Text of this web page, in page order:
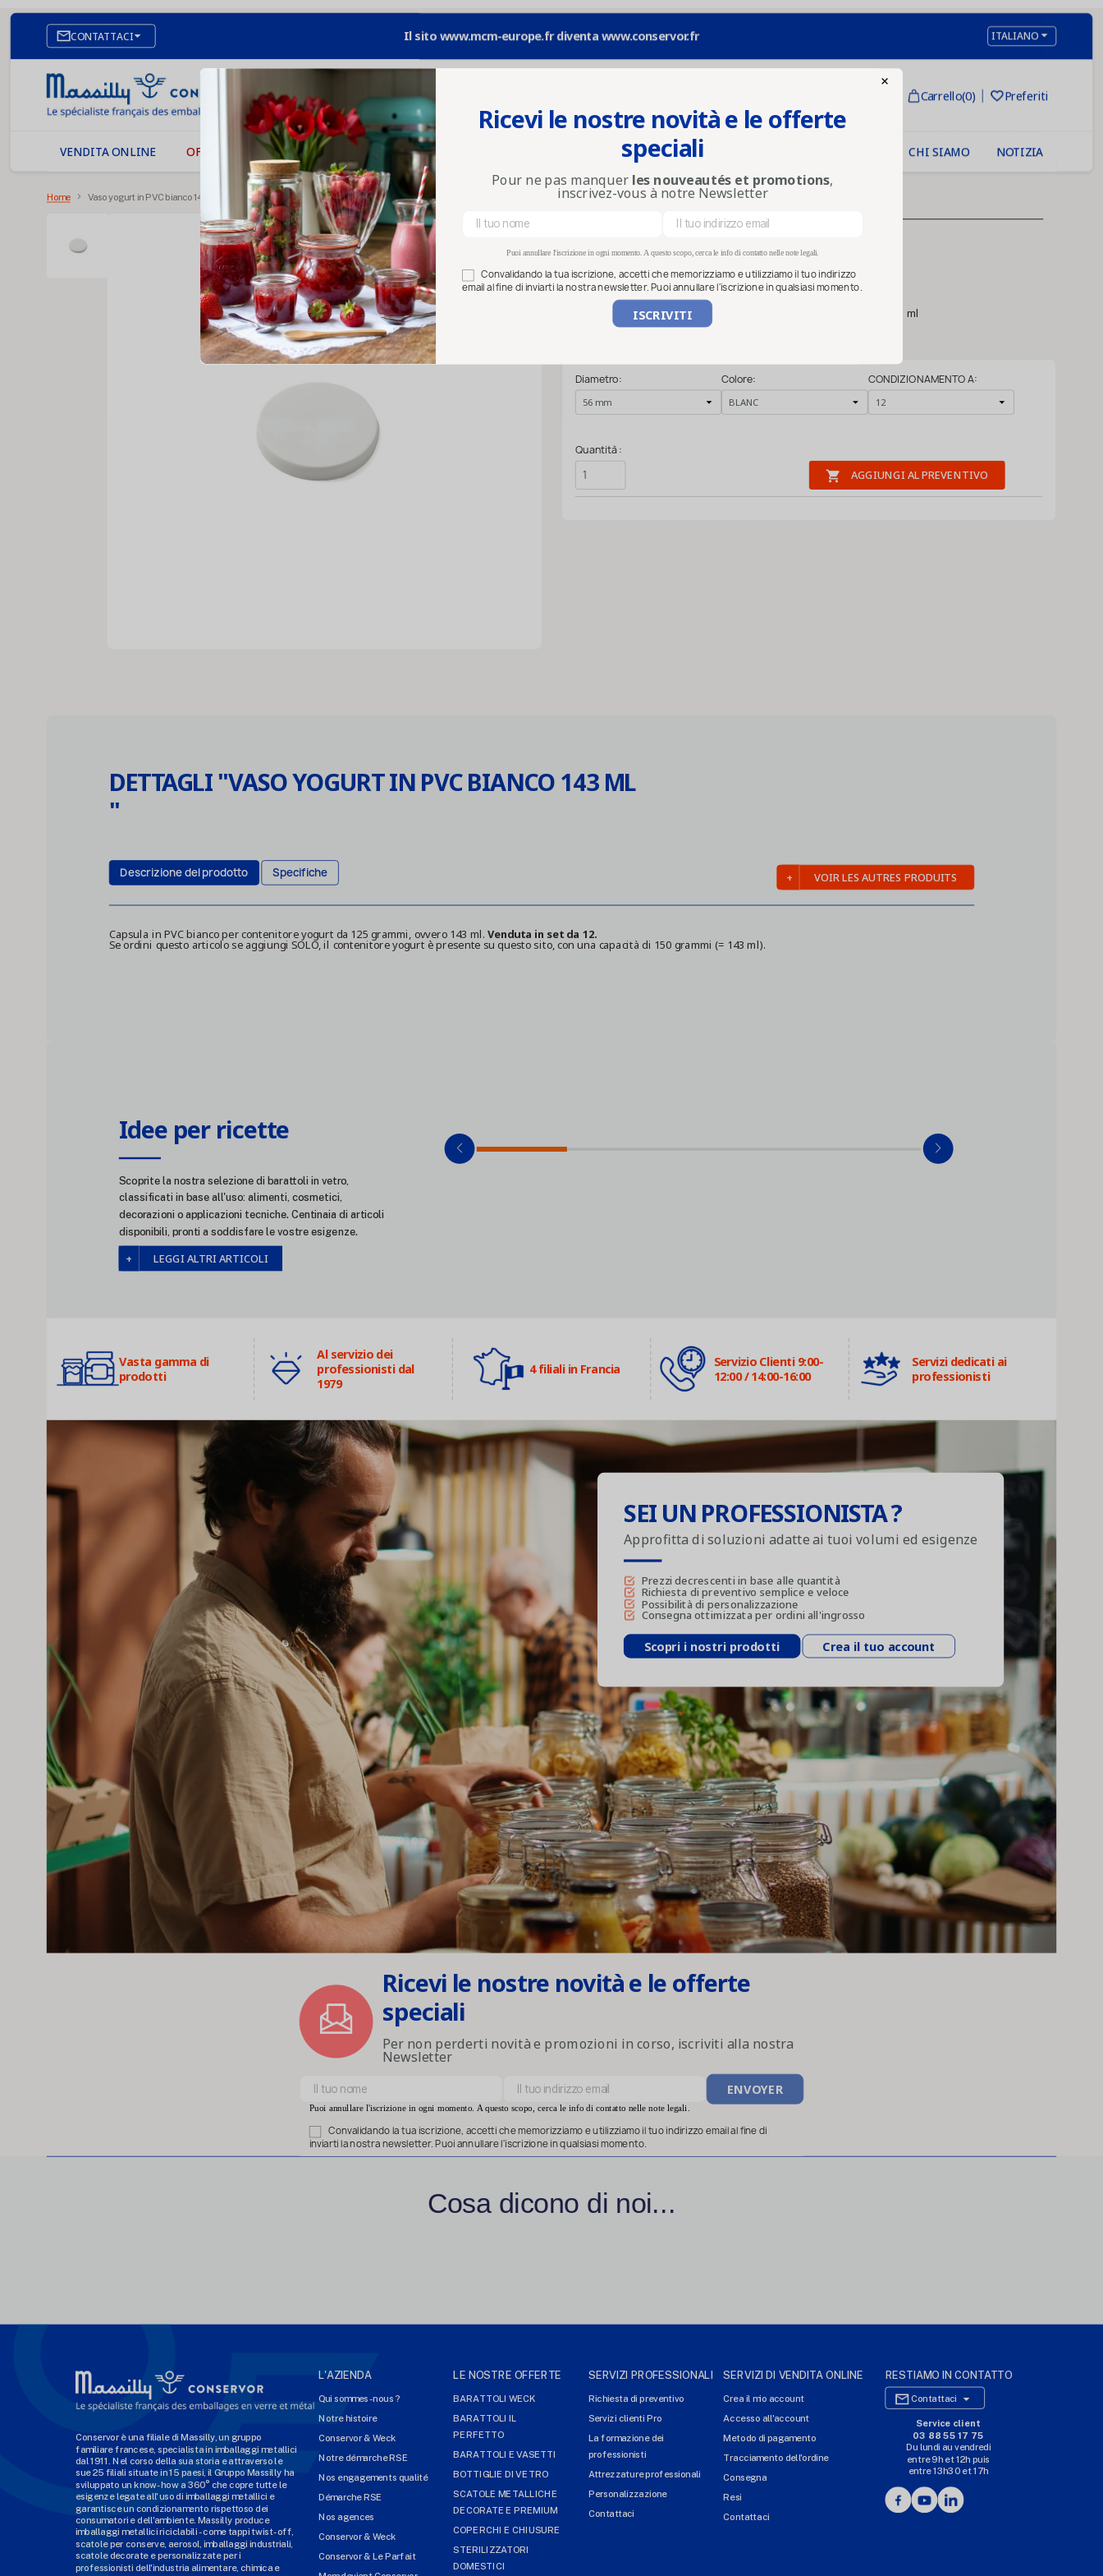
CONTATTACI
SITO WEB DI E-COMMERCE
I NOSTRI UFFICI
MASSILLY CONSERVOR
Il sito www.mcm-europe.fr diventa www.conservor.fr ITALIANO
Carrello(0) Preferiti
VENDITA ONLINE OFFERTE PREVENTIVO ONLINE SERVIZI PROFESSIONALI NOTIZIA
CHI SIAMO
Home Vaso yogurt in PVC bianco 143 ml
Vaso yogurt in PVC bianco 143 ml
YOGURT, CREME
12 Capsule in PVC Bianco per Vasetto Yogurt 125 grammi, oppure 143 ml
Voir les produits complémentaires
Diametro: Colore: CONDIZIONAMENTO A:
Quantità :
 AGGIUNGI AL PREVENTIVO
DETTAGLI "VASO YOGURT IN PVC BIANCO 143 ML
"
Descrizione del prodotto Specifiche VOIR LES AUTRES PRODUITS
Capsula in PVC bianco per contenitore yogurt da 125 grammi, ovvero 143 ml. Venduta in set da 12.
Se ordini questo articolo se aggiungi SOLO, il contenitore yogurt è presente su questo sito, con una capacità di 150 grammi (= 143 ml).
Idee per ricette
Scoprite la nostra selezione di barattoli in vetro,
classificati in base all'uso: alimenti, cosmetici,
decorazioni o applicazioni tecniche. Centinaia di articoli
disponibili, pronti a soddisfare le vostre esigenze.
LEGGI ALTRI ARTICOLI
Vasta gamma di
prodotti
Al servizio dei
professionisti dal
1979
4 filiali in Francia Servizio Clienti 9:00-
12:00 / 14:00-16:00
Servizi dedicati ai
professionisti
SEI UN PROFESSIONISTA ?
Approfitta di soluzioni adatte ai tuoi volumi ed esigenze
Prezzi decrescenti in base alle quantità
Richiesta di preventivo semplice e veloce
Possibilità di personalizzazione
Consegna ottimizzata per ordini all'ingrosso
Scopri i nostri prodotti Crea il tuo account
Ricevi le nostre novità e le offerte
speciali
Per non perderti novità e promozioni in corso, iscriviti alla nostra
Newsletter
Puoi annullare l'iscrizione in ogni momento. A questo scopo, cerca le info di contatto nelle note legali.
Convalidando la tua iscrizione, accetti che memorizziamo e utilizziamo il tuo indirizzo email al fine di
inviarti la nostra newsletter. Puoi annullare l'iscrizione in qualsiasi momento.
×
Ricevi le nostre novità e le offerte
speciali
Pour ne pas manquer les nouveautés et promotions,
inscrivez-vous à notre Newsletter
Puoi annullare l'iscrizione in ogni momento. A questo scopo, cerca le info di contatto nelle note legali.
Convalidando la tua iscrizione, accetti che memorizziamo e utilizziamo il tuo indirizzo
email al fine di inviarti la nostra newsletter. Puoi annullare l'iscrizione in qualsiasi momento.
Cosa dicono di noi...
Conservor è una filiale di Massilly, un gruppo
familiare francese, specialista in imballaggi metallici
dal 1911. Nel corso della sua storia e attraverso le
sue 25 filiali situate in 15 paesi, il Gruppo Massilly ha
sviluppato un know-how a 360° che copre tutte le
esigenze legate all'uso di imballaggi metallici e
garantisce un condizionamento rispettoso dei
consumatori e dell'ambiente. Massilly produce
imballaggi metallici riciclabili - come tappi twist-off,
scatole per conserve, aerosol, imballaggi industriali,
scatole decorate e personalizzate per i
professionisti dell'industria alimentare, chimica e
L'AZIENDA
Qui sommes-nous ?
Notre histoire
Conservor & Weck
Notre démarche RSE
Nos engagements qualité
Démarche RSE
Nos agences
Conservor & Weck
Conservor & Le Parfait
LE NOSTRE OFFERTE
BARATTOLI WECK
BARATTOLI IL
PERFETTO
BARATTOLI E VASETTI
BOTTIGLIE DI VETRO
SCATOLE METALLICHE
DECORATE E PREMIUM
COPERCHI E CHIUSURE
STERILIZZATORI
DOMESTICI
SERVIZI PROFESSIONALI
Richiesta di preventivo
Servizi clienti Pro
La formazione dei
professionisti
Attrezzature professionali
Personalizzazione
Contattaci
SERVIZI DI VENDITA ONLINE
Crea il mio account
Accesso all'account
Metodo di pagamento
Tracciamento dell'ordine
Consegna
Resi
Contattaci
RESTIAMO IN CONTATTO
Contattaci 
SITO WEB DI E-COMMERCE
I NOSTRI UFFICI
MASSILLY CONSERVOR
Service client
03 88 55 17 75
Du lundi au vendredi
entre 9h et 12h puis
entre 13h30 et 17h
FacebookYouTube